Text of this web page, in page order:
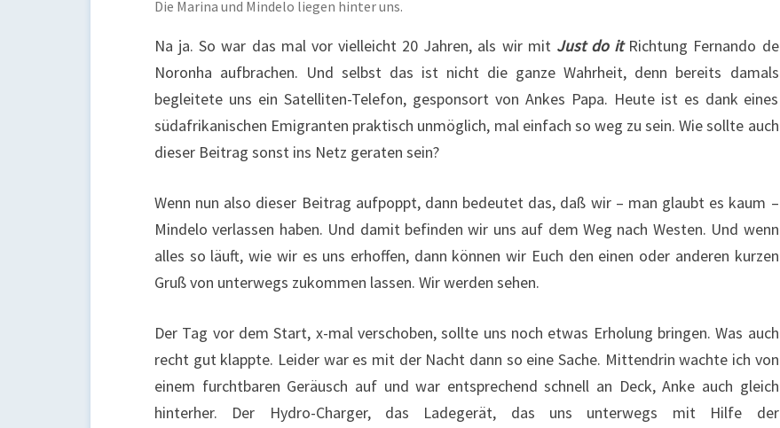
Die Marina und Mindelo liegen hinter uns.
Na ja. So war das mal vor vielleicht 20 Jahren, als wir mit Just do itRichtung Fernando de
Noronha aufbrachen. Und selbst das ist nicht die ganze Wahrheit, denn bereits damals
begleitete uns ein Satelliten-Telefon, gesponsort von Ankes Papa. Heute ist es dank eines
südafrikanischen Emigranten praktisch unmöglich, mal einfach so weg zu sein. Wie sollte auch
dieser Beitrag sonst ins Netz geraten sein?
Wenn nun also dieser Beitrag aufpoppt, dann bedeutet das, daß wir – man glaubt es kaum –
Mindelo verlassen haben. Und damit befinden wir uns auf dem Weg nach Westen. Und wenn
alles so läuft, wie wir es uns erhoffen, dann können wir Euch den einen oder anderen kurzen
Gruß von unterwegs zukommen lassen. Wir werden sehen.
Der Tag vor dem Start, x-mal verschoben, sollte uns noch etwas Erholung bringen. Was auch
recht gut klappte. Leider war es mit der Nacht dann so eine Sache. Mittendrin wachte ich von
einem furchtbaren Geräusch auf und war entsprechend schnell an Deck, Anke auch gleich
hinterher. Der Hydro-Charger, das Ladegerät, das uns unterwegs mit Hilfe der